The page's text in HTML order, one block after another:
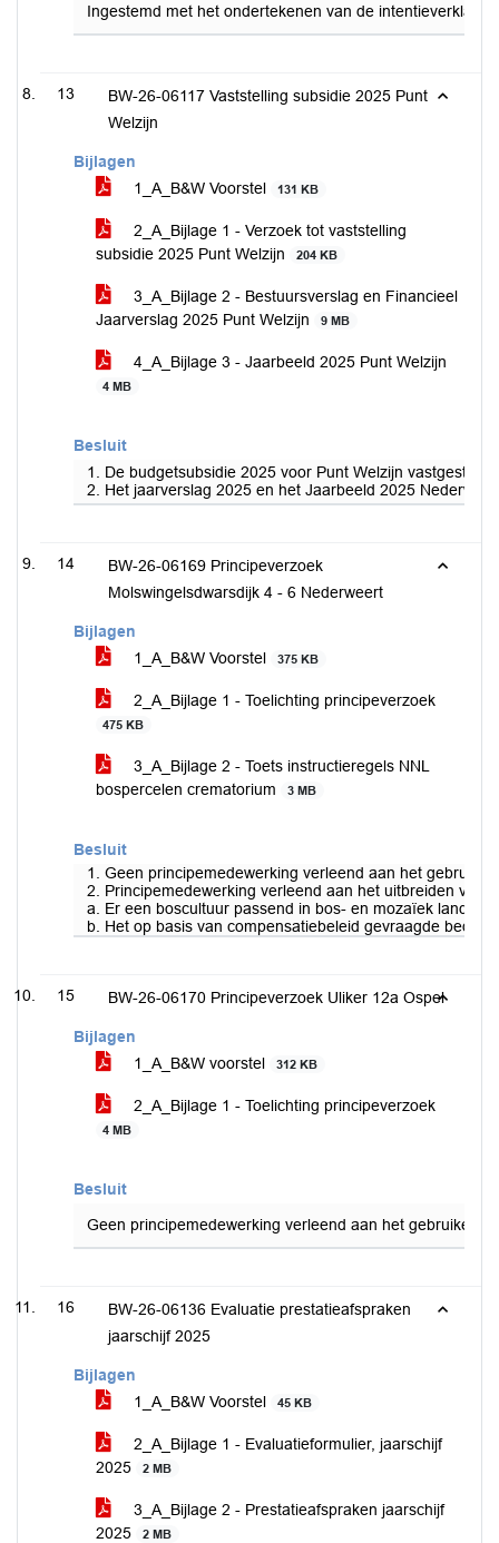
Ingestemd met het ondertekenen van de
13
BW-26-06117 Vaststelling subsidie 2025 Punt
Welzijn
Bijlagen
1_A_B&W Voorstel
131 KB
2_A_Bijlage 1 - Verzoek tot vaststelling
subsidie 2025 Punt Welzijn
204 KB
3_A_Bijlage 2 - Bestuursverslag en Financieel
Jaarverslag 2025 Punt Welzijn
9 MB
4_A_Bijlage 3 - Jaarbeeld 2025 Punt Welzijn
4 MB
Besluit
1. De budgetsubsidie 2025 voor Punt Welzijn vastgesteld
2. Het jaarverslag 2025 en het Jaarbeeld 2025
14
BW-26-06169 Principeverzoek
Molswingelsdwarsdijk 4 - 6 Nederweert
Bijlagen
1_A_B&W Voorstel
375 KB
2_A_Bijlage 1 - Toelichting principeverzoek
475 KB
3_A_Bijlage 2 - Toets instructieregels NNL
bospercelen crematorium
3 MB
Besluit
1. Geen principemedewerking verleend aan het
2. Principemedewerking verleend aan het uitbreiden van
a. Er een boscultuur passend in bos- en mozaïek
b. Het op basis van compensatiebeleid gevraagde
15 BW-26-06170 Principeverzoek Uliker 12a Ospel
Bijlagen
1_A_B&W voorstel
312 KB
2_A_Bijlage 1 - Toelichting principeverzoek
4 MB
Besluit
Geen principemedewerking verleend aan het gebruiken
16
BW-26-06136 Evaluatie prestatieafspraken
jaarschijf 2025
Bijlagen
1_A_B&W Voorstel
45 KB
2_A_Bijlage 1 - Evaluatieformulier, jaarschijf
2025
2 MB
3_A_Bijlage 2 - Prestatieafspraken jaarschijf
2025
2 MB